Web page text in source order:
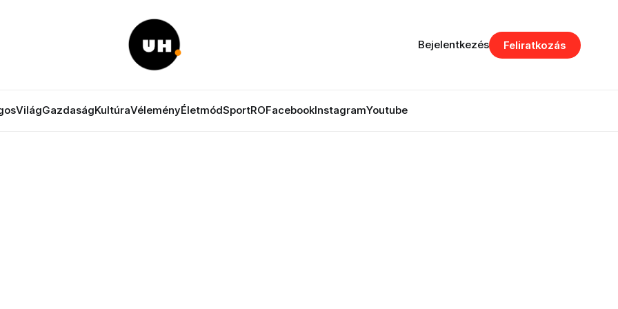
VilágGazdaságKultúraVéleményÉletmódSportROFacebookInstagramYoutube
Bejelentkezés Feliratkozás